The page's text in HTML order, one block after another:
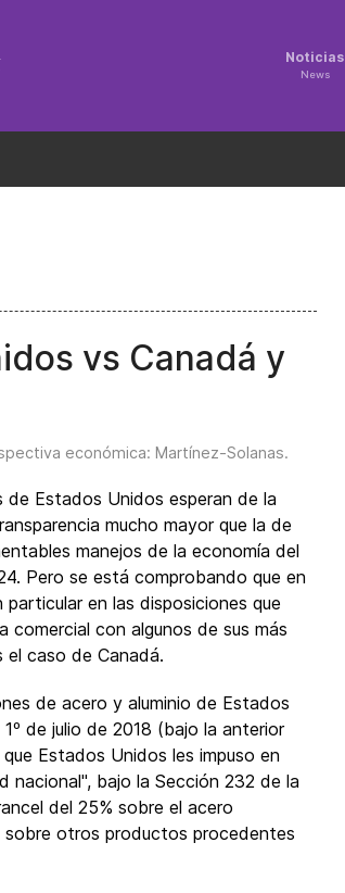
Noticias
News
vs Canadá y
económica: Martínez-Solanas.
Estados Unidos esperan de la
mucho mayor que la de
manejos de la economía del
Pero se está comprobando que en
en las disposiciones que
comercial con algunos de sus más
caso de Canadá.
de acero y aluminio de Estados
de julio de 2018 (bajo la anterior
Estados Unidos les impuso en
nacional", bajo la Sección 232 de la
del 25% sobre el acero
sobre otros productos procedentes